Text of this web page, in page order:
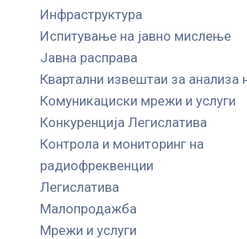
Инфраструктура
Испитување на јавно мислење
Јавна расправа
Квартални извештаи за анализа
Комуникациски мрежи и услуги
Конкуренција Легислатива
Контрола и мониторинг на
радиофреквенции
Легислатива
Малопродажба
Мрежи и услуги